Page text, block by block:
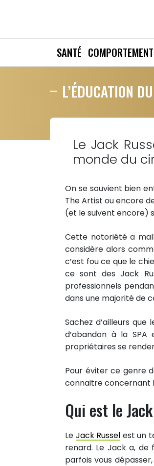
SANTÉ COMPORTEMENT
L’ÉDUCATION
Le Jack
monde du
On se souvient bien
The Artist ou encore
(et le suivent encore)
Cette notoriété a
considère alors
c’est fou ce que le
ce sont des Jack
professionnels
dans une majorité de
Sachez d’ailleurs
d’abandon à la
propriétaires se
Pour éviter ce genre
connaitre concernant
Qui est le
Le Jack Russel est un
renard. Le Jack a,
parfois vous